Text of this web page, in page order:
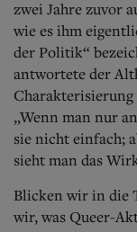
zwei Jahre zuvor
wie es ihm
der Politik“
antwortete der
Charakterisierung
„Wenn man nur
sie nicht einfach;
sieht man das
Blicken wir in die
wir, was Queer-